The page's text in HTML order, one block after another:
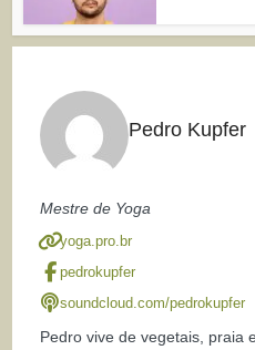
Pedro Kupfer
Mestre de Yoga
yoga.pro.br
pedrokupfer
soundcloud.com/pedrokupfer
Pedro vive de vegetais, praia